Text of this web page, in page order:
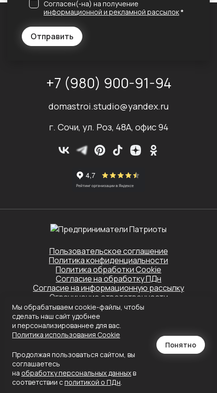
Отправить
Согласен(-на) на получение
информационной и рекламной рассылок*
+7 (980) 900-91-94
domastroi.studio@yandex.ru
г. Сочи, ул. Роз, 48А, офис 94
Пользовательское соглашение
Политика конфиденциальности
Политика обработки Cookie
Согласие на обработку ПДн
Согласие на информационную рассылку
Ограничение ответственности
Этот сайт защищён Yandex SmartCaptcha.
ПрименяютсяПолитика конфиденциальности
Создание сайта
Мы обрабатываем cookie-файлы, чтобы
сделать наш сайт удобнее
и персонализированнее для вас.
Политика использования Сookie
Продолжая пользоваться сайтом, вы
соглашаетесь
на обработку персональных данныхв
соответствии сполитикой о ПДн.
Понятно